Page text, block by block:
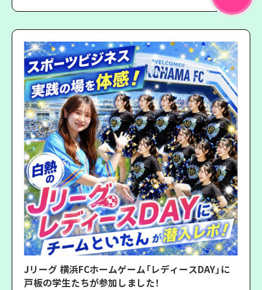
Jリーグ 横浜FCホームゲーム「レディースDAY」に
戸板の学生たちが参加しました！